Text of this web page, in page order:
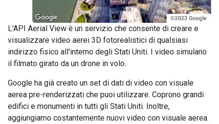
L'API Aerial View è un servizio che consente di creare e
visualizzare video aerei 3D fotorealistici di qualsiasi
indirizzo fisico all'interno degli Stati Uniti. I video simulano
il filmato girato da un drone in volo.
Google ha già creato un set di dati di video con visuale
aerea pre-renderizzati che puoi utilizzare. Coprono grandi
edifici e monumenti in tutti gli Stati Uniti. Inoltre,
aggiungiamo costantemente nuovi video con visuale aerea.